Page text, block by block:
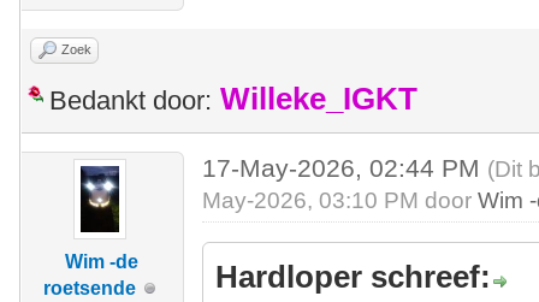
Zoek
Bedankt door: Willeke_IGKT
Wim -de
roetsende
17-May-2026, 02:44 PM (Dit
May-2026, 03:10 PM doorWim
Hardloper schreef: